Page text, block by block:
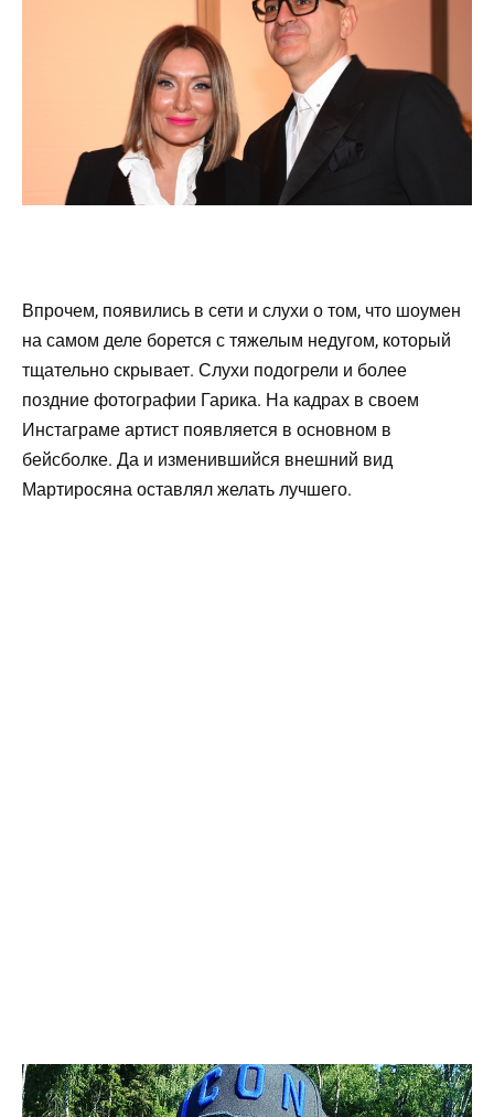
Впрочем, появились в сети и слухи о том, что шоумен
на самом деле борется с тяжелым недугом, который
тщательно скрывает. Слухи подогрели и более
поздние фотографии Гарика. На кадрах в своем
Инстаграме артист появляется в основном в
бейсболке. Да и изменившийся внешний вид
Мартиросяна оставлял желать лучшего.